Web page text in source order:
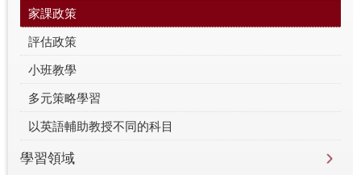
家課政策
評估政策
小班教學
多元策略學習
以英語輔助教授不同的科目
學習領域